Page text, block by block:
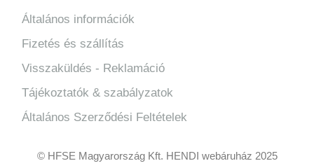
Általános információk
Fizetés és szállítás
Visszaküldés - Reklamáció
Tájékoztatók & szabályzatok
Általános Szerződési Feltételek
© HFSE Magyarország Kft. HENDI webáruház 2025